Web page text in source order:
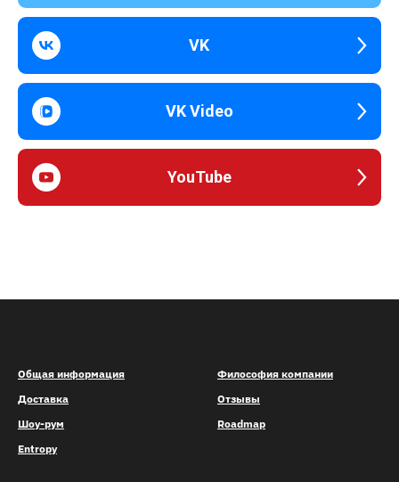
VK
VK Video
YouTube
Общая информация
Доставка
Шоу-рум
Entropy
Философия компании
Отзывы
Roadmap